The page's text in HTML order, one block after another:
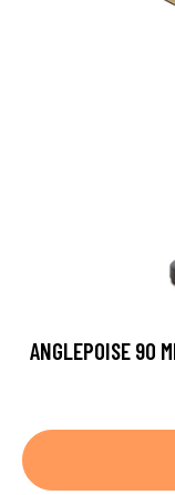
ANGLEPOISE 90